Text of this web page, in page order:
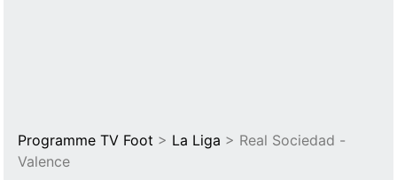
Programme TV Foot > La Liga > Real Sociedad -
Valence